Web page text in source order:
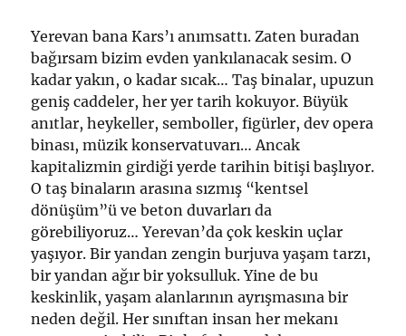
Yerevan bana Kars’ı anımsattı. Zaten buradan
bağırsam bizim evden yankılanacak sesim. O
kadar yakın, o kadar sıcak… Taş binalar, upuzun
geniş caddeler, her yer tarih kokuyor. Büyük
anıtlar, heykeller, semboller, figürler, dev opera
binası, müzik konservatuvarı… Ancak
kapitalizmin girdiği yerde tarihin bitişi başlıyor.
O taş binaların arasına sızmış “kentsel
dönüşüm”ü ve beton duvarları da
görebiliyoruz… Yerevan’da çok keskin uçlar
yaşıyor. Bir yandan zengin burjuva yaşam tarzı,
bir yandan ağır bir yoksulluk. Yine de bu
keskinlik, yaşam alanlarının ayrışmasına bir
neden değil. Her sınıftan insan her mekanı